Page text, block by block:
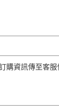
購資訊傳至客服